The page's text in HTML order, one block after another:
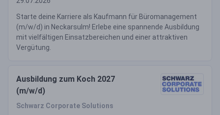
Starte deine Karriere als Kaufmann für Büromanagement
(m/w/d) in Neckarsulm! Erlebe eine spannende Ausbildung
mit vielfältigen Einsatzbereichen und einer attraktiven
Vergütung.
Ausbildung zum Koch 2027
(m/w/d)
Schwarz Corporate Solutions